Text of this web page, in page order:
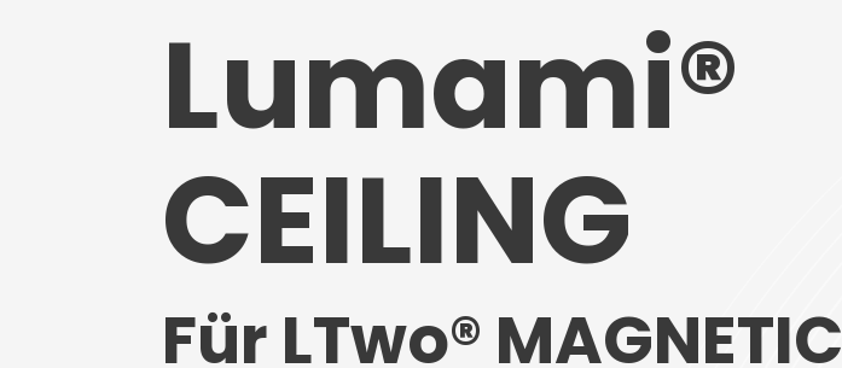
Lumami®
CEILING
Für LTwo® MAGNETIC